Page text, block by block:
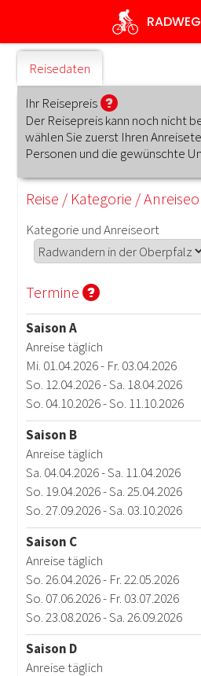
Inhalt
RADWEG